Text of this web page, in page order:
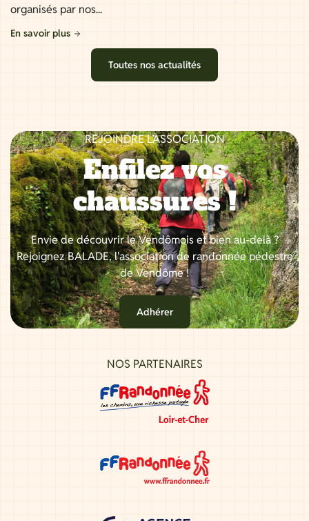
organisés par nos...
En savoir plus
Toutes nos actualités
REJOINDRE L’ASSOCIATION
Enfilez vos
chaussures !
Envie de découvrir le Vendômois et bien au-delà ?
Rejoignez BALADE, l'association de randonnée pédestre
de Vendôme !
Adhérer
NOS PARTENAIRES